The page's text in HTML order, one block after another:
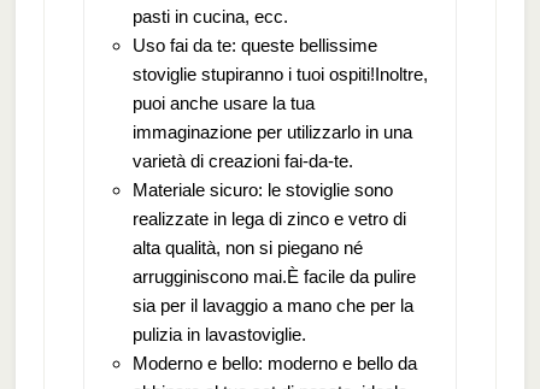
pasti in cucina, ecc.
Uso fai da te: queste bellissime
stoviglie stupiranno i tuoi ospiti!Inoltre,
puoi anche usare la tua
immaginazione per utilizzarlo in una
varietà di creazioni fai-da-te.
Materiale sicuro: le stoviglie sono
realizzate in lega di zinco e vetro di
alta qualità, non si piegano né
arrugginiscono mai.È facile da pulire
sia per il lavaggio a mano che per la
pulizia in lavastoviglie.
Moderno e bello: moderno e bello da